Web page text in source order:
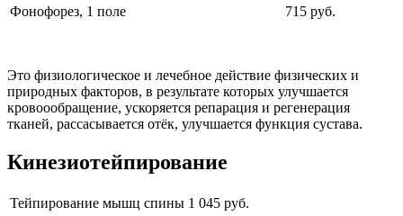
Фонофорез, 1 поле
715 руб.
Это физиологическое и лечебное действие физических и
природных факторов, в результате которых улучшается
кровоообращение, ускоряется репарация и регенерация
тканей, рассасывается отёк, улучшается функция сустава.
Кинезиотейпирование
Тейпирование мышц спины 1 045 руб.